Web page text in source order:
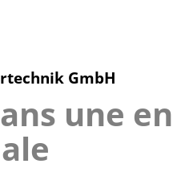
GmbH
une